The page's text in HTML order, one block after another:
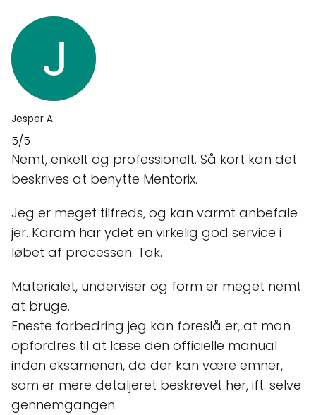
Jesper A.
5/5
Nemt, enkelt og professionelt. Så kort kan det
beskrives at benytte Mentorix.
Jeg er meget tilfreds, og kan varmt anbefale
jer. Karam har ydet en virkelig god service i
løbet af processen. Tak.
Materialet, underviser og form er meget nemt
at bruge.
Eneste forbedring jeg kan foreslå er, at man
opfordres til at læse den officielle manual
inden eksamenen, da der kan være emner,
som er mere detaljeret beskrevet her, ift. selve
gennemgangen.